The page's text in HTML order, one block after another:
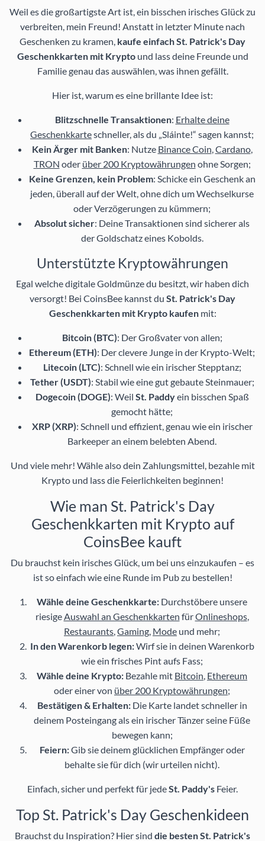
Weil es die großartigste Art ist, ein bisschen irisches Glück zu
verbreiten, mein Freund! Anstatt in letzter Minute nach
Geschenken zu kramen, kaufe einfach St. Patrick's Day
Geschenkkarten mit Kryptound lass deine Freunde und
Familie genau das auswählen, was ihnen gefällt.
Hier ist, warum es eine brillante Idee ist:
Blitzschnelle Transaktionen: Erhalte deine
Geschenkkarteschneller, als du „Sláinte!“ sagen kannst;
Kein Ärger mit Banken: Nutze Binance Coin,Cardano,
TRON oder über 200 Kryptowährungen ohne Sorgen;
Keine Grenzen, kein Problem: Schicke ein Geschenk an
jeden, überall auf der Welt, ohne dich um Wechselkurse
oder Verzögerungen zu kümmern;
Absolut sicher: Deine Transaktionen sind sicherer als
der Goldschatz eines Kobolds.
Unterstützte Kryptowährungen
Egal welche digitale Goldmünze du besitzt, wir haben dich
versorgt! Bei CoinsBee kannst du St. Patrick's Day
Geschenkkarten mit Krypto kaufenmit:
Bitcoin (BTC): Der Großvater von allen;
Ethereum (ETH): Der clevere Junge in der Krypto-Welt;
Litecoin (LTC): Schnell wie ein irischer Stepptanz;
Tether (USDT): Stabil wie eine gut gebaute Steinmauer;
Dogecoin (DOGE): Weil St. Paddyein bisschen Spaß
gemocht hätte;
XRP (XRP): Schnell und effizient, genau wie ein irischer
Barkeeper an einem belebten Abend.
Und viele mehr! Wähle also dein Zahlungsmittel, bezahle mit
Krypto und lass die Feierlichkeiten beginnen!
Wie man St. Patrick's Day
Geschenkkarten mit Krypto auf
CoinsBee kauft
Du brauchst kein irisches Glück, um bei uns einzukaufen – es
ist so einfach wie eine Runde im Pub zu bestellen!
Wähle deine Geschenkkarte: Durchstöbere unsere
riesigeAuswahl an Geschenkkarten fürOnlineshops,
Restaurants,Gaming, Mode und mehr;
In den Warenkorb legen:Wirf sie in deinen Warenkorb
wie ein frisches Pint aufs Fass;
Wähle deine Krypto: Bezahle mit Bitcoin, Ethereum
oder einer von über 200 Kryptowährungen;
Bestätigen & Erhalten:Die Karte landet schneller in
deinem Posteingang als ein irischer Tänzer seine Füße
bewegen kann;
Feiern:Gib sie deinem glücklichen Empfänger oder
behalte sie für dich (wir urteilen nicht).
Einfach, sicher und perfekt für jedeSt. Paddy's Feier.
Top St. Patrick's Day Geschenkideen
Brauchst du Inspiration? Hier sind die besten St. Patrick's